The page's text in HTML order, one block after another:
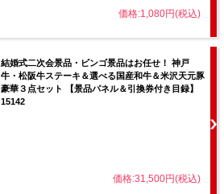
価格:1,080円(税込)
結婚式二次会景品・ビンゴ景品はお任せ！ 神戸
牛・松阪牛ステーキ＆選べる国産和牛＆米沢天元豚
豪華３点セット 【景品パネル＆引換券付き目録】
15142
価格:31,500円(税込)